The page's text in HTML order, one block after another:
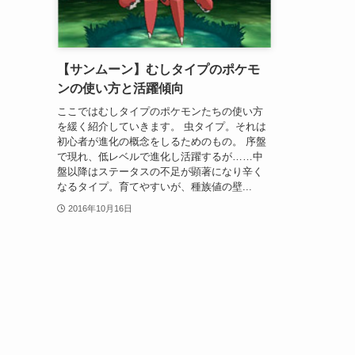
【サンムーン】むしタイプのポケモ
ンの使い方と活躍傾向
ここではむしタイプのポケモンたちの使い方
を緩く紹介していきます。 虫タイプ。それは
初心者が進化の概念をしるためのもの。 序盤
で現れ、低レベルで進化し活躍するが……中
盤以降はステータスの不足が顕著になり辛く
なるタイプ。育てやすいが、種族値の壁...
2016年10月16日